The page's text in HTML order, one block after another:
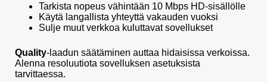
Tarkista nopeus vähintään 10 Mbps HD-sisällölle
Käytä langallista yhteyttä vakauden vuoksi
Sulje muut verkkoa kuluttavat sovellukset
Quality-laadun säätäminen auttaa hidaisissa verkoissa.
Alenna resoluutiota sovelluksen asetuksista
tarvittaessa.